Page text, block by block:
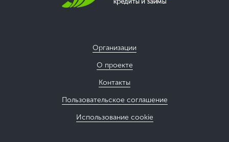
Организации
О проекте
Контакты
Пользовательское соглашение
Использование cookie